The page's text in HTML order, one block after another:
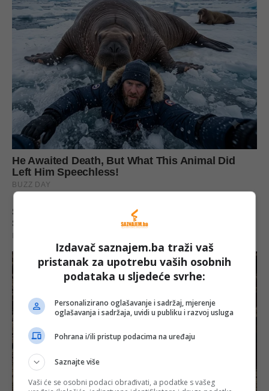
Izdavač saznajem.ba traži vaš
pristanak za upotrebu vaših osobnih
podataka u sljedeće svrhe:
Personalizirano oglašavanje i sadržaj, mjerenje
oglašavanja i sadržaja, uvidi u publiku i razvoj usluga
Pohrana i/ili pristup podacima na uređaju
Saznajte više
Vaši će se osobni podaci obrađivati, a podatke s vašeg